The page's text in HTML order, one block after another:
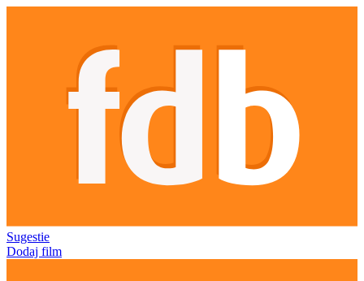
Sugestie
Dodaj film